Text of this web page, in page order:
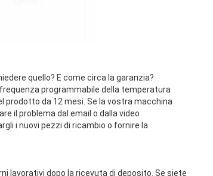
quello? E come circa la garanzia?
programmabile della temperatura
prodotto da 12 mesi. Se la vostra macchina
il problema dal email o dalla video
i nuovi pezzi di ricambio o fornire la
lavorativi dopo la ricevuta di deposito. Se siete